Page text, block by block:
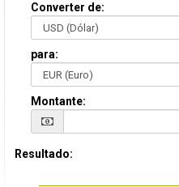
Converter de:
para:
Montante:
Resultado: